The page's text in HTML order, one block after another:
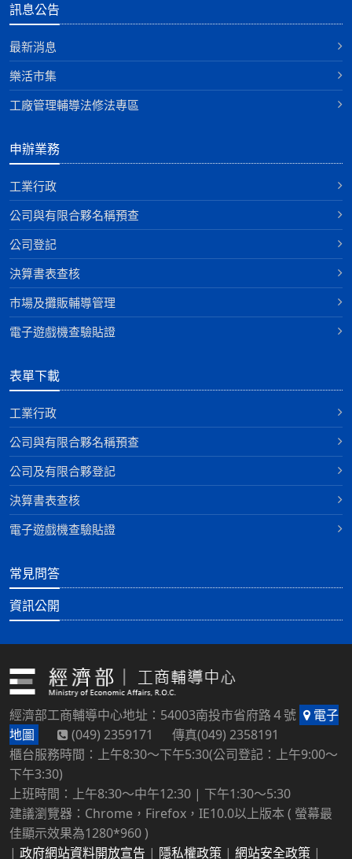
訊息公告
最新消息
樂活市集
工廠管理輔導法修法專區
申辦業務
工業行政
公司與有限合夥名稱預查
公司登記
決算書表查核
巿場及攤販輔導管理
電子遊戲機查驗貼證
表單下載
工業行政
公司與有限合夥名稱預查
公司及有限合夥登記
決算書表查核
電子遊戲機查驗貼證
常見問答
資訊公開
經濟部工商輔導中心地址：54003南投市省府路４號
電子
地圖
(049) 2359171 傳真(049) 2358191
櫃台服務時間：上午8:30～下午5:30(公司登記：上午9:00～
下午3:30)
上班時間：上午8:30～中午12:30 | 下午1:30～5:30
建議瀏覽器：Chrome，Firefox，IE10.0以上版本 ( 螢幕最
佳顯示效果為1280*960 )
| 政府網站資料開放宣告 | 隱私權政策 | 網站安全政策 |